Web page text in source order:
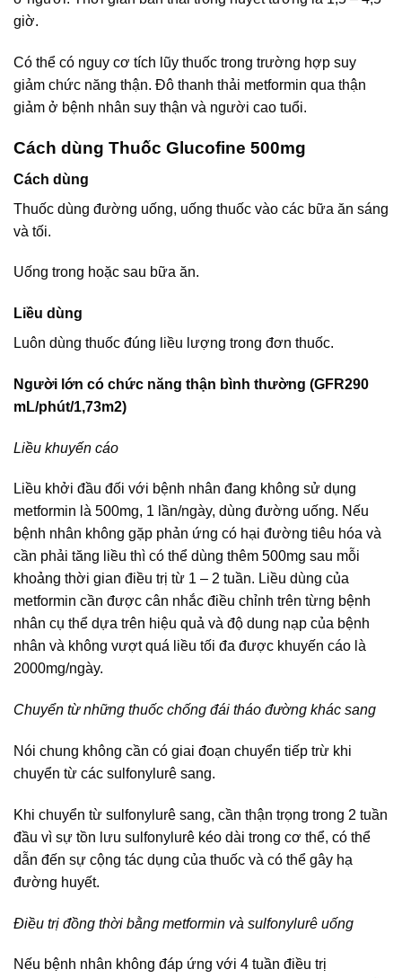
giờ.
Có thể có nguy cơ tích lũy thuốc trong trường hợp suy
giảm chức năng thận. Đô thanh thải metformin qua thận
giảm ở bệnh nhân suy thận và người cao tuổi.
Cách dùng Thuốc Glucofine 500mg
Cách dùng
Thuốc dùng đường uống, uống thuốc vào các bữa ăn sáng
và tối.
Uống trong hoặc sau bữa ăn.
Liều dùng
Luôn dùng thuốc đúng liều lượng trong đơn thuốc.
Người lớn có chức năng thận bình thường (GFR290
mL/phút/1,73m2)
Liều khuyến cáo
Liều khởi đầu đối với bệnh nhân đang không sử dụng
metformin là 500mg, 1 lần/ngày, dùng đường uống. Nếu
bệnh nhân không gặp phản ứng có hại đường tiêu hóa và
cần phải tăng liều thì có thể dùng thêm 500mg sau mỗi
khoảng thời gian điều trị từ 1 – 2 tuần. Liều dùng của
metformin cần được cân nhắc điều chỉnh trên từng bệnh
nhân cụ thể dựa trên hiệu quả và độ dung nạp của bệnh
nhân và không vượt quá liều tối đa được khuyến cáo là
2000mg/ngày.
Chuyển từ những thuốc chống đái tháo đường khác sang
Nói chung không cần có giai đoạn chuyển tiếp trừ khi
chuyển từ các sulfonylurê sang.
Khi chuyển từ sulfonylurê sang, cần thận trọng trong 2 tuần
đầu vì sự tồn lưu sulfonylurê kéo dài trong cơ thể, có thể
dẫn đến sự cộng tác dụng của thuốc và có thể gây hạ
đường huyết.
Điều trị đồng thời bằng metformin và sulfonylurê uống
Nếu bệnh nhân không đáp ứng với 4 tuần điều trị